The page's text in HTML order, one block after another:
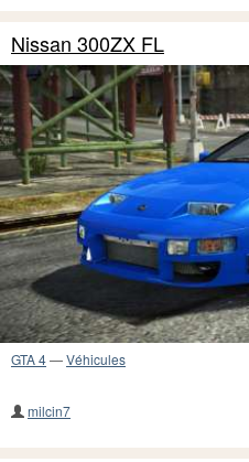
Nissan 300ZX FL
GTA 4—Véhicules
milcin7